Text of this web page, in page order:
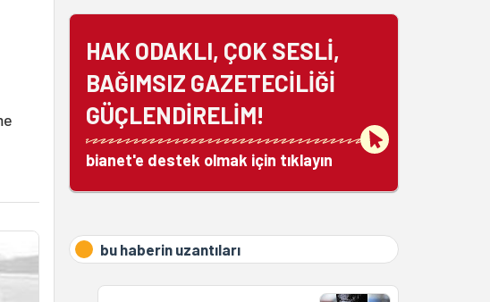
HAK ODAKLI, ÇOK SESLİ,
BAĞIMSIZ GAZETECİLİĞİ
GÜÇLENDİRELİM!
bianet'e destek olmak için tıklayın
bu haberin uzantıları